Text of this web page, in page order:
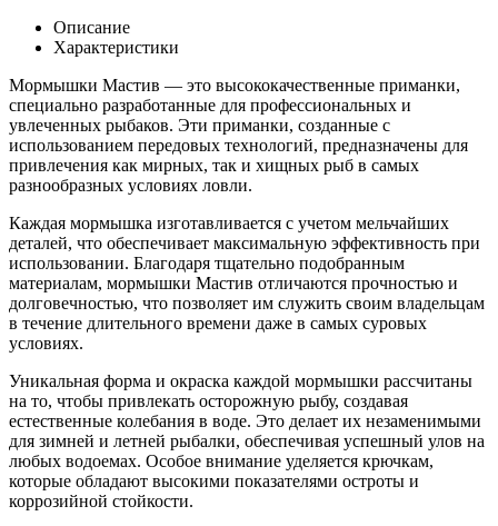
Описание
Характеристики
Мормышки Мастив — это высококачественные приманки,
специально разработанные для профессиональных и
увлеченных рыбаков. Эти приманки, созданные с
использованием передовых технологий, предназначены для
привлечения как мирных, так и хищных рыб в самых
разнообразных условиях ловли.
Каждая мормышка изготавливается с учетом мельчайших
деталей, что обеспечивает максимальную эффективность при
использовании. Благодаря тщательно подобранным
материалам, мормышки Мастив отличаются прочностью и
долговечностью, что позволяет им служить своим владельцам
в течение длительного времени даже в самых суровых
условиях.
Уникальная форма и окраска каждой мормышки рассчитаны
на то, чтобы привлекать осторожную рыбу, создавая
естественные колебания в воде. Это делает их незаменимыми
для зимней и летней рыбалки, обеспечивая успешный улов на
любых водоемах. Особое внимание уделяется крючкам,
которые обладают высокими показателями остроты и
коррозийной стойкости.